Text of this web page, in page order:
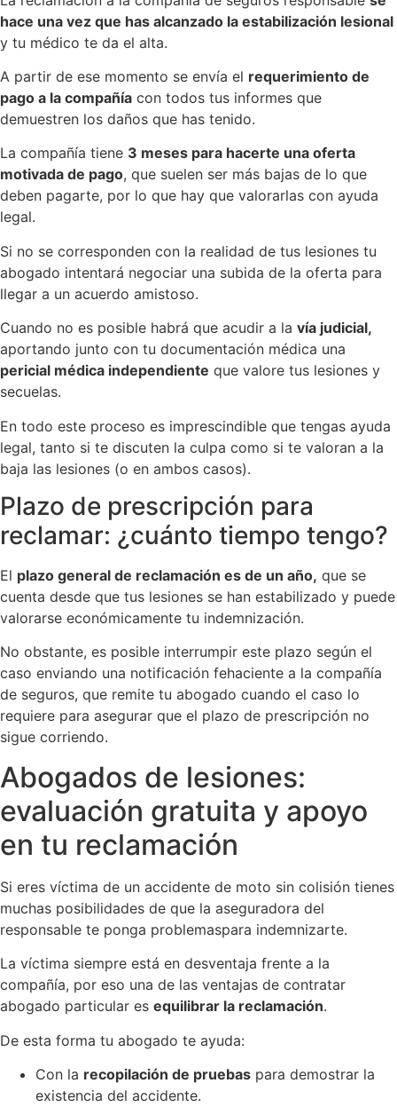
hace una vez que has alcanzado la estabilización lesional
y tu médico te da el alta.
A partir de ese momento se envía el requerimiento de
pago a la compañía con todos tus informes que
demuestren los daños que has tenido.
La compañía tiene 3 meses para hacerte una oferta
motivada de pago, que suelen ser más bajas de lo que
deben pagarte, por lo que hay que valorarlas con ayuda
legal.
Si no se corresponden con la realidad de tus lesiones tu
abogado intentará negociar una subida de la oferta para
llegar a un acuerdo amistoso.
Cuando no es posible habrá que acudir a la vía judicial,
aportando junto con tu documentación médica una
pericial médica independiente que valore tus lesiones y
secuelas.
En todo este proceso es imprescindible que tengas ayuda
legal, tanto si te discuten la culpa como si te valoran a la
baja las lesiones (o en ambos casos).
Plazo de prescripción para
reclamar: ¿cuánto tiempo tengo?
El plazo general de reclamación es de un año, que se
cuenta desde que tus lesiones se han estabilizado y puede
valorarse económicamente tu indemnización.
No obstante, es posible interrumpir este plazo según el
caso enviando una notificación fehaciente a la compañía
de seguros, que remite tu abogado cuando el caso lo
requiere para asegurar que el plazo de prescripción no
sigue corriendo.
Abogados de lesiones:
evaluación gratuita y apoyo
en tu reclamación
Si eres víctima de un accidente de moto sin colisión tienes
muchas posibilidades de que la aseguradora del
responsable te ponga problemaspara indemnizarte.
La víctima siempre está en desventaja frente a la
compañía, por eso una de las ventajas de contratar
abogado particular es equilibrar la reclamación.
De esta forma tu abogado te ayuda:
Con la recopilación de pruebas para demostrar la
existencia del accidente.